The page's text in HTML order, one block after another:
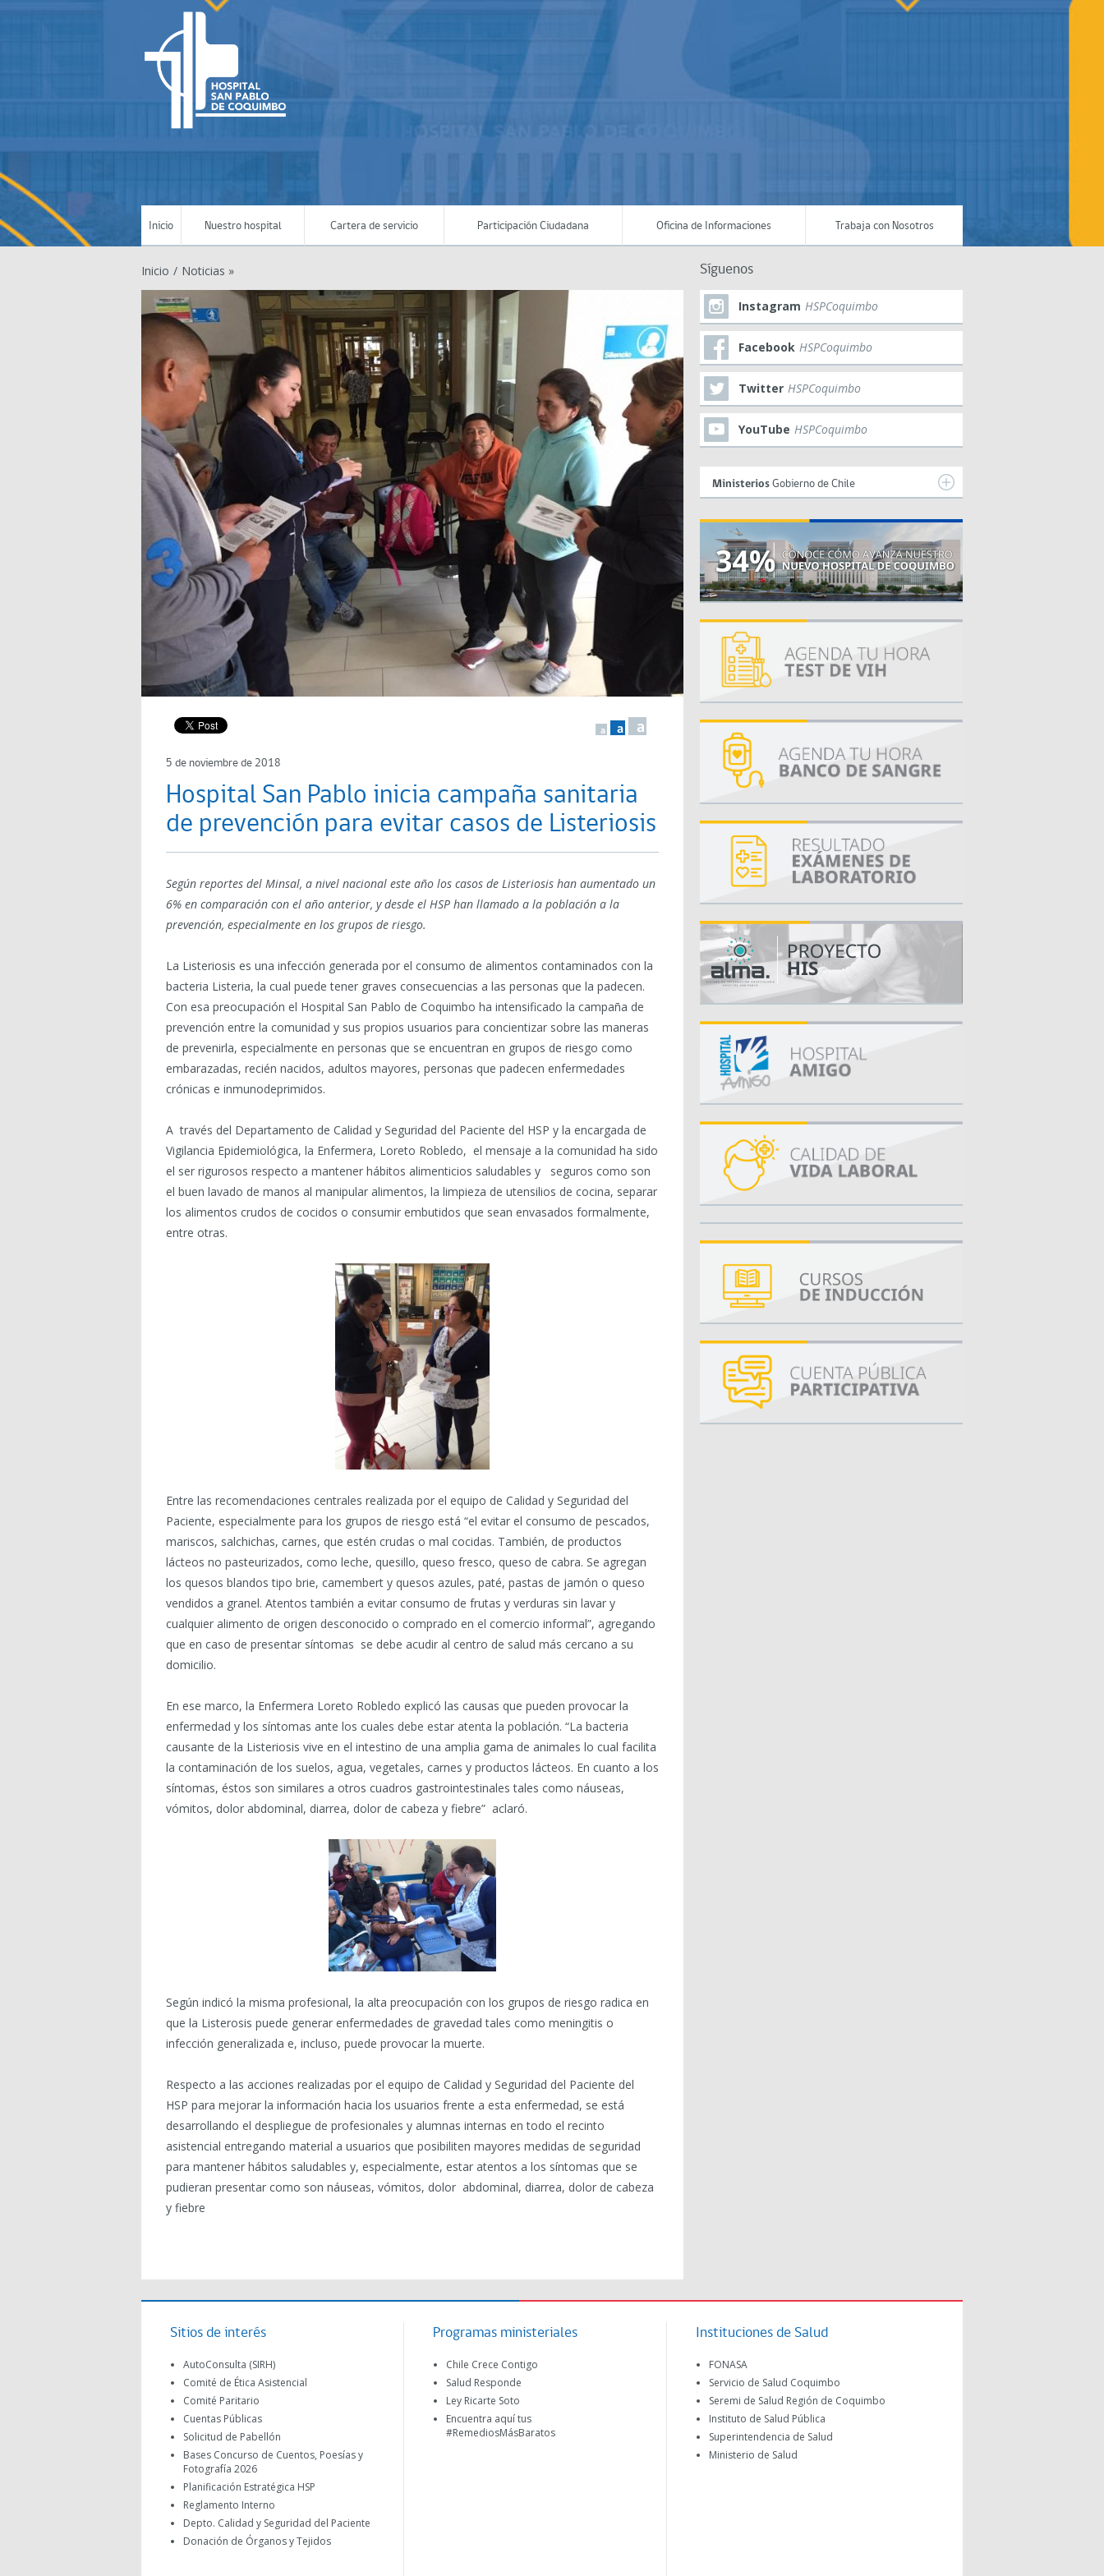
Inicio Nuestro hospital Cartera de servicio Participación Ciudadana Oficina de Informaciones Trabaja con Nosotros
Inicio / Noticias »
a a a
5 de noviembre de 2018
Hospital San Pablo inicia campaña sanitaria
de prevención para evitar casos de Listeriosis
Según reportes del Minsal, a nivel nacional este año los casos de Listeriosis han aumentado un
6% en comparación con el año anterior, y desde el HSP han llamado a la población a la
prevención, especialmente en los grupos de riesgo.
La Listeriosis es una infección generada por el consumo de alimentos contaminados con la
bacteria Listeria, la cual puede tener graves consecuencias a las personas que la padecen.
Con esa preocupación el Hospital San Pablo de Coquimbo ha intensificado la campaña de
prevención entre la comunidad y sus propios usuarios para concientizar sobre las maneras
de prevenirla, especialmente en personas que se encuentran en grupos de riesgo como
embarazadas, recién nacidos, adultos mayores, personas que padecen enfermedades
crónicas e inmunodeprimidos.
A través del Departamento de Calidad y Seguridad del Paciente del HSP y la encargada de
Vigilancia Epidemiológica, la Enfermera, Loreto Robledo, el mensaje a la comunidad ha sido
el ser rigurosos respecto a mantener hábitos alimenticios saludables y seguros como son
el buen lavado de manos al manipular alimentos, la limpieza de utensilios de cocina, separar
los alimentos crudos de cocidos o consumir embutidos que sean envasados formalmente,
entre otras.
Entre las recomendaciones centrales realizada por el equipo de Calidad y Seguridad del
Paciente, especialmente para los grupos de riesgo está “el evitar el consumo de pescados,
mariscos, salchichas, carnes, que estén crudas o mal cocidas. También, de productos
lácteos no pasteurizados, como leche, quesillo, queso fresco, queso de cabra. Se agregan
los quesos blandos tipo brie, camembert y quesos azules, paté, pastas de jamón o queso
vendidos a granel. Atentos también a evitar consumo de frutas y verduras sin lavar y
cualquier alimento de origen desconocido o comprado en el comercio informal”, agregando
que en caso de presentar síntomas se debe acudir al centro de salud más cercano a su
domicilio.
En ese marco, la Enfermera Loreto Robledo explicó las causas que pueden provocar la
enfermedad y los síntomas ante los cuales debe estar atenta la población. “La bacteria
causante de la Listeriosis vive en el intestino de una amplia gama de animales lo cual facilita
la contaminación de los suelos, agua, vegetales, carnes y productos lácteos. En cuanto a los
síntomas, éstos son similares a otros cuadros gastrointestinales tales como náuseas,
vómitos, dolor abdominal, diarrea, dolor de cabeza y fiebre” aclaró.
Según indicó la misma profesional, la alta preocupación con los grupos de riesgo radica en
que la Listerosis puede generar enfermedades de gravedad tales como meningitis o
infección generalizada e, incluso, puede provocar la muerte.
Respecto a las acciones realizadas por el equipo de Calidad y Seguridad del Paciente del
HSP para mejorar la información hacia los usuarios frente a esta enfermedad, se está
desarrollando el despliegue de profesionales y alumnas internas en todo el recinto
asistencial entregando material a usuarios que posibiliten mayores medidas de seguridad
para mantener hábitos saludables y, especialmente, estar atentos a los síntomas que se
pudieran presentar como son náuseas, vómitos, dolor abdominal, diarrea, dolor de cabeza
y fiebre
Síguenos
Instagram HSPCoquimbo
Facebook HSPCoquimbo
Twitter HSPCoquimbo
YouTube HSPCoquimbo
Ministerios Gobierno de Chile
Sitios de interés
AutoConsulta (SIRH)
Comité de Ética Asistencial
Comité Paritario
Cuentas Públicas
Solicitud de Pabellón
Bases Concurso de Cuentos, Poesías y
Fotografía 2026
Planificación Estratégica HSP
Reglamento Interno
Depto. Calidad y Seguridad del Paciente
Donación de Órganos y Tejidos
Programas ministeriales
Chile Crece Contigo
Salud Responde
Ley Ricarte Soto
Encuentra aquí tus
#RemediosMásBaratos
Instituciones de Salud
FONASA
Servicio de Salud Coquimbo
Seremi de Salud Región de Coquimbo
Instituto de Salud Pública
Superintendencia de Salud
Ministerio de Salud